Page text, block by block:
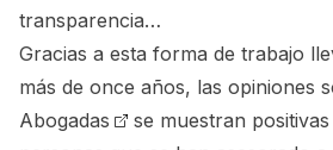
transparencia…
Gracias a esta forma de trabajo
más de once años, las opiniones
Abogadas
se muestran